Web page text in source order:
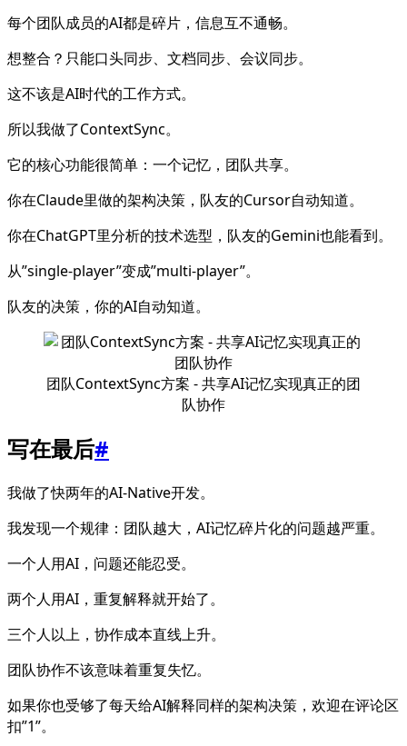
每个团队成员的AI都是碎片，信息互不通畅。
想整合？只能口头同步、文档同步、会议同步。
这不该是AI时代的工作方式。
所以我做了ContextSync。
它的核心功能很简单：一个记忆，团队共享。
你在Claude里做的架构决策，队友的Cursor自动知道。
你在ChatGPT里分析的技术选型，队友的Gemini也能看到。
从”single-player”变成”multi-player”。
队友的决策，你的AI自动知道。
团队ContextSync方案 - 共享AI记忆实现真正的团
队协作
写在最后#
我做了快两年的AI-Native开发。
我发现一个规律：团队越大，AI记忆碎片化的问题越严重。
一个人用AI，问题还能忍受。
两个人用AI，重复解释就开始了。
三个人以上，协作成本直线上升。
团队协作不该意味着重复失忆。
如果你也受够了每天给AI解释同样的架构决策，欢迎在评论区
扣”1”。